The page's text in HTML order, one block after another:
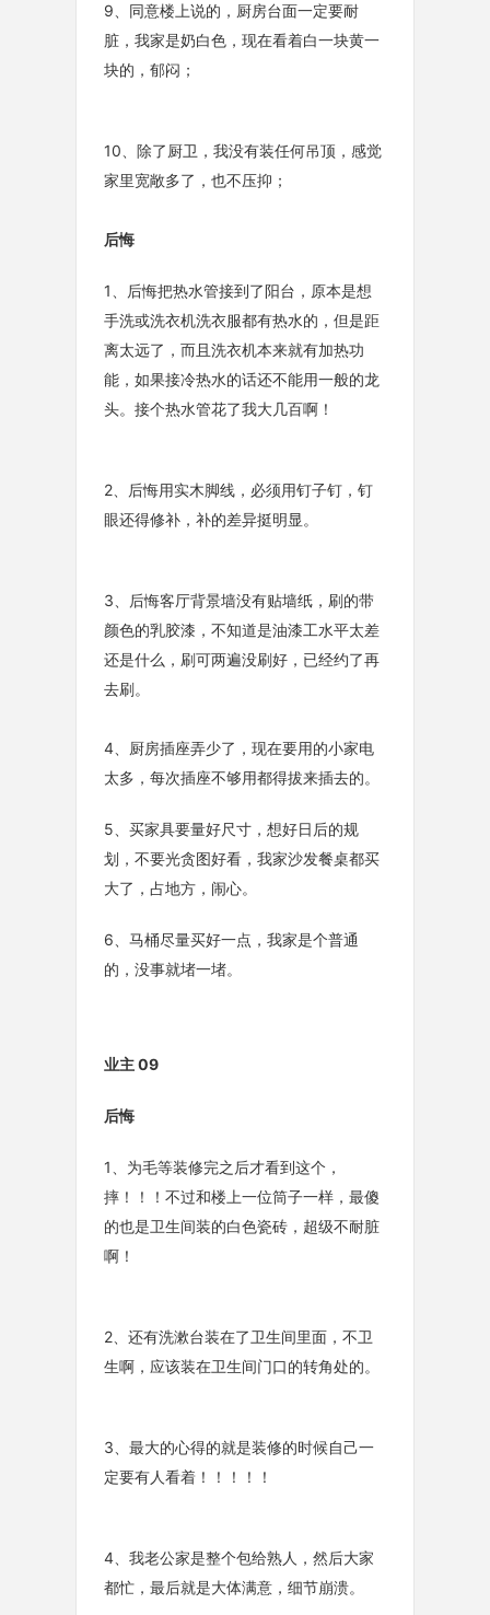
9、同意楼上说的，厨房台面一定要耐
脏，我家是奶白色，现在看着白一块黄一
块的，郁闷；
10、除了厨卫，我没有装任何吊顶，感觉
家里宽敞多了，也不压抑；
后悔
1、后悔把热水管接到了阳台，原本是想
手洗或洗衣机洗衣服都有热水的，但是距
离太远了，而且洗衣机本来就有加热功
能，如果接冷热水的话还不能用一般的龙
头。接个热水管花了我大几百啊！
2、后悔用实木脚线，必须用钉子钉，钉
眼还得修补，补的差异挺明显。
3、后悔客厅背景墙没有贴墙纸，刷的带
颜色的乳胶漆，不知道是油漆工水平太差
还是什么，刷可两遍没刷好，已经约了再
去刷。
4、厨房插座弄少了，现在要用的小家电
太多，每次插座不够用都得拔来插去的。
5、买家具要量好尺寸，想好日后的规
划，不要光贪图好看，我家沙发餐桌都买
大了，占地方，闹心。
6、马桶尽量买好一点，我家是个普通
的，没事就堵一堵。
业主 09
后悔
1、为毛等装修完之后才看到这个，
摔！！！不过和楼上一位筒子一样，最傻
的也是卫生间装的白色瓷砖，超级不耐脏
啊！
2、还有洗漱台装在了卫生间里面，不卫
生啊，应该装在卫生间门口的转角处的。
3、最大的心得的就是装修的时候自己一
定要有人看着！！！！！
4、我老公家是整个包给熟人，然后大家
都忙，最后就是大体满意，细节崩溃。